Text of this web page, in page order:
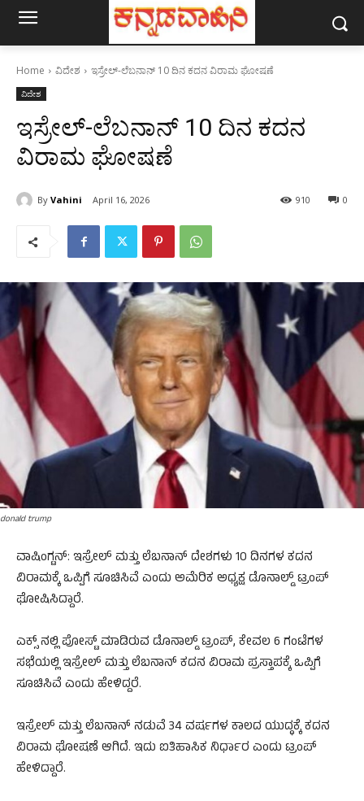
Home ವಿದೇಶ ಇಸ್ರೇಲ್-ಲೆಬನಾನ್ 10 ದಿನ ಕದನ ವಿರಾಮ ಘೋಷಣೆ
ವಿದೇಶ
ಇಸ್ರೇಲ್-ಲೆಬನಾನ್ 10 ದಿನ ಕದನ
ವಿರಾಮ ಘೋಷಣೆ
By Vahini April 16, 2026 0
910
donald trump
ವಾಷಿಂಗ್ಟನ್: ಇಸ್ರೇಲ್ ಮತ್ತು ಲೆಬನಾನ್ ದೇಶಗಳು 10 ದಿನಗಳ ಕದನ
ವಿರಾಮಕ್ಕೆ ಒಪ್ಪಿಗೆ ಸೂಚಿಸಿವೆ ಎಂದು ಅಮೆರಿಕ ಅಧ್ಯಕ್ಷ ಡೊನಾಲ್ಡ್ ಟ್ರಂಪ್
ಘೋಷಿಸಿದ್ದಾರೆ.
ಎಕ್ಸ್ ನಲ್ಲಿ ಪೋಸ್ಟ್ ಮಾಡಿರುವ ಡೊನಾಲ್ಡ್ ಟ್ರಂಪ್, ಕೇವಲ 6 ಗಂಟೆಗಳ
ಸಭೆಯಲ್ಲಿ ಇಸ್ರೇಲ್ ಮತ್ತು ಲೆಬನಾನ್ ಕದನ ವಿರಾಮ ಪ್ರಸ್ತಾಪಕ್ಕೆ ಒಪ್ಪಿಗೆ
ಸೂಚಿಸಿವೆ ಎಂದು ಹೇಳಿದ್ದರೆ.
ಇಸ್ರೇಲ್ ಮತ್ತು ಲೆಬನಾನ್ ನಡುವೆ 34 ವರ್ಷಗಳ ಕಾಲದ ಯುದ್ಧಕ್ಕೆ ಕದನ
ವಿರಾಮ ಘೋಷಣೆ ಆಗಿದೆ. ಇದು ಐತಿಹಾಸಿಕ ನಿರ್ಧಾರ ಎಂದು ಟ್ರಂಪ್
ಹೇಳಿದ್ದಾರೆ.